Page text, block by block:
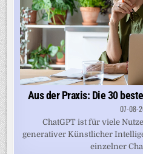
Aus der Praxis: Die 30
07-08-
ChatGPT ist für viele
generativer Künstlicher
einzelner